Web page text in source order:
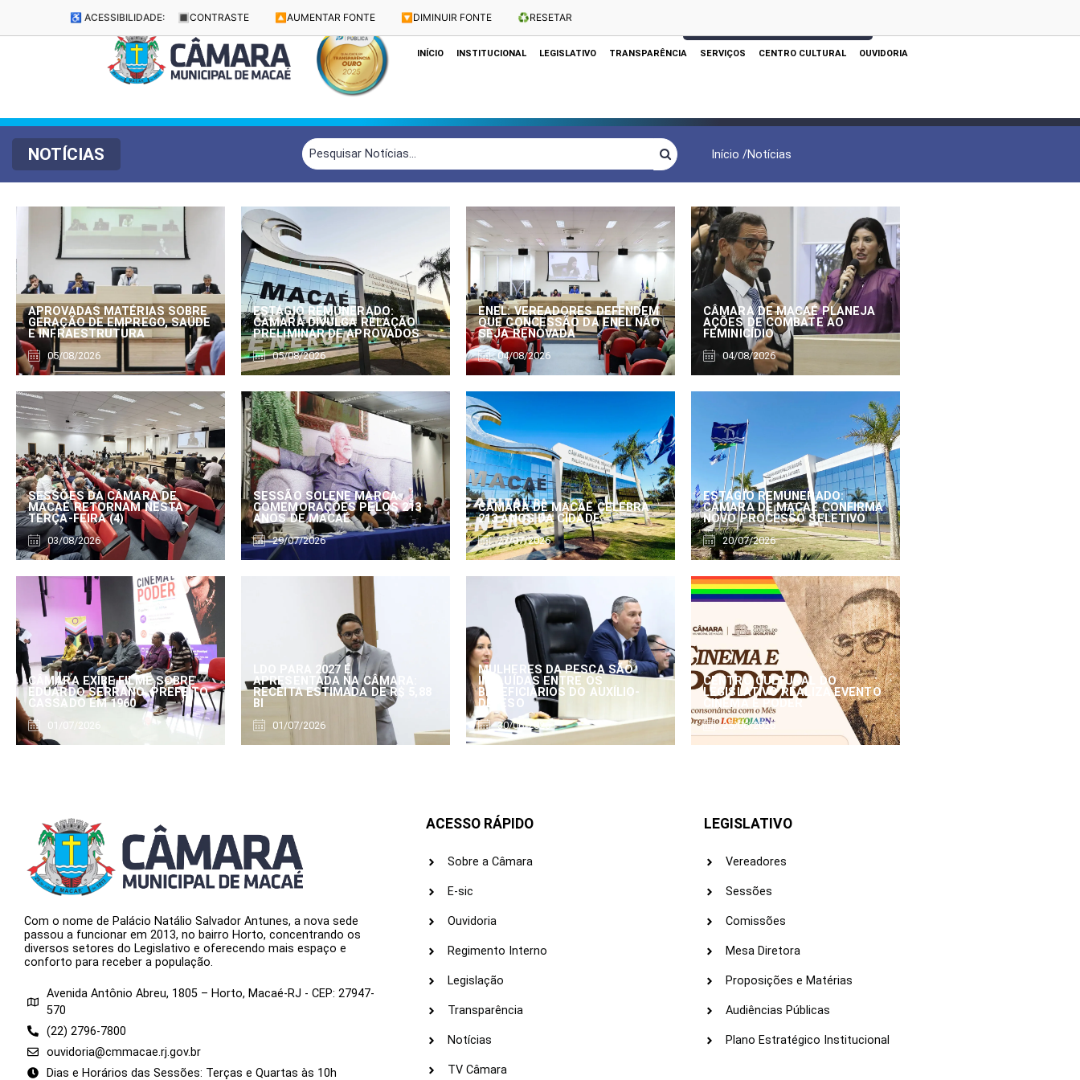
♿ ACESSIBILIDADE: 🔳 CONTRASTE 🔼 AUMENTAR FONTE 🔽 DIMINUIR FONTE ♻️RESETAR
Dias e Horários das Sessões: Terças e Quartas às 10h
INÍCIO INSTITUCIONAL LEGISLATIVO TRANSPARÊNCIA SERVIÇOS CENTRO CULTURAL OUVIDORIA
NOTÍCIAS Início /Notícias
APROVADAS MATÉRIAS SOBRE
GERAÇÃO DE EMPREGO, SAÚDE
E INFRAESTRUTURA
05/08/2026
ESTÁGIO REMUNERADO:
CÂMARA DIVULGA RELAÇÃO
PRELIMINAR DE APROVADOS
05/08/2026
ENEL: VEREADORES DEFENDEM
QUE CONCESSÃO DA ENEL NÃO
SEJA RENOVADA
04/08/2026
CÂMARA DE MACAÉ PLANEJA
AÇÕES DE COMBATE AO
FEMINICÍDIO
04/08/2026
SESSÕES DA CÂMARA DE
MACAÉ RETORNAM NESTA
TERÇA-FEIRA (4)
03/08/2026
SESSÃO SOLENE MARCA
COMEMORAÇÕES PELOS 213
ANOS DE MACAÉ
29/07/2026
CÂMARA DE MACAÉ CELEBRA
213 ANOS DA CIDADE
27/07/2026
ESTÁGIO REMUNERADO:
CÂMARA DE MACAÉ CONFIRMA
NOVO PROCESSO SELETIVO
20/07/2026
CÂMARA EXIBE FILME SOBRE
EDUARDO SERRANO, PREFEITO
CASSADO EM 1960
01/07/2026
LDO PARA 2027 É
APRESENTADA NA CÂMARA:
RECEITA ESTIMADA DE R$ 5,88
BI
01/07/2026
MULHERES DA PESCA SÃO
INCLUÍDAS ENTRE OS
BENEFICIÁRIOS DO AUXÍLIO-
DEFESO
30/06/2026
CENTRO CULTURAL DO
LEGISLATIVO REALIZA EVENTO
CINEMA E PODER
25/06/2026
Com o nome de Palácio Natálio Salvador Antunes, a nova sede
passou a funcionar em 2013, no bairro Horto, concentrando os
diversos setores do Legislativo e oferecendo mais espaço e
conforto para receber a população.
Avenida Antônio Abreu, 1805 – Horto, Macaé-RJ - CEP: 27947-
570
(22) 2796-7800
ouvidoria@cmmacae.rj.gov.br
Dias e Horários das Sessões: Terças e Quartas às 10h
ACESSO RÁPIDO
Sobre a Câmara
E-sic
Ouvidoria
Regimento Interno
Legislação
Transparência
Notícias
TV Câmara
LEGISLATIVO
Vereadores
Sessões
Comissões
Mesa Diretora
Proposições e Matérias
Audiências Públicas
Plano Estratégico Institucional